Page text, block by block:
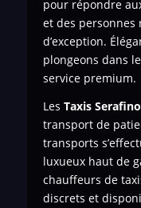
pour répondre
et des personnes
d’exception.
plongeons dans
service premium.
Les Taxis Serafino
transport de
transports
luxueux haut de
chauffeurs de
discrets et